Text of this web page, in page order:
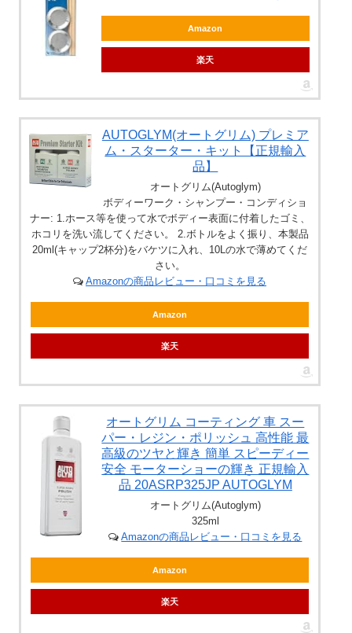
Amazon
楽天
AUTOGLYM(オートグリム) プレミア
ム・スターター・キット【正規輸入
品】
オートグリム(Autoglym)
ボディーワーク・シャンプー・コンディショ
ナー: 1.ホース等を使って水でボディー表面に付着したゴミ、
ホコリを洗い流してください。 2.ボトルをよく振り、本製品
20ml(キャップ2杯分)をバケツに入れ、10Lの水で薄めてくだ
さい。
Amazonの商品レビュー・口コミを見る
Amazon
楽天
オートグリム コーティング 車 スー
パー・レジン・ポリッシュ 高性能 最
高級のツヤと輝き 簡単 スピーディー
安全 モーターショーの輝き 正規輸入
品 20ASRP325JP AUTOGLYM
オートグリム(Autoglym)
325ml
Amazonの商品レビュー・口コミを見る
Amazon
楽天